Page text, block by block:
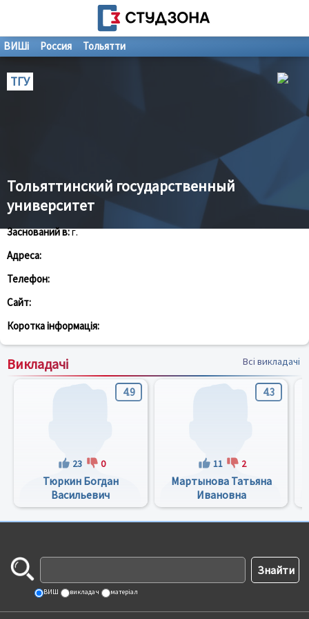
ВИШі Россия Тольятти
ТГУ
Тольяттинский государственный
университет
Заснований в:г.
Адреса:
Телефон:
Сайт:
Коротка інформація:
Викладачі Всі викладачі
4.9
23 0
Тюркин Богдан
Васильевич
4.3
11 2
Мартынова Татьяна
Ивановна
ВИШ викладач матеріал